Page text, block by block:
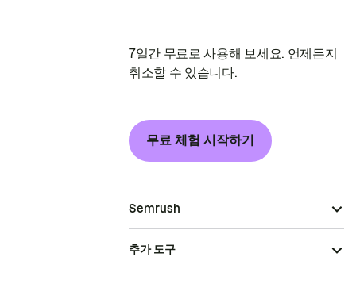
7일간 무료로 사용해 보세요. 언제든지
취소할 수 있습니다.
무료 체험 시작하기
Semrush
추가 도구